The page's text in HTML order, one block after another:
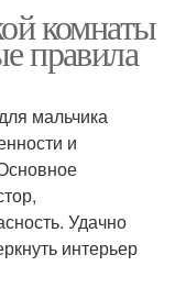
комнаты
правила
мальчика
и
Удачно
интерьер